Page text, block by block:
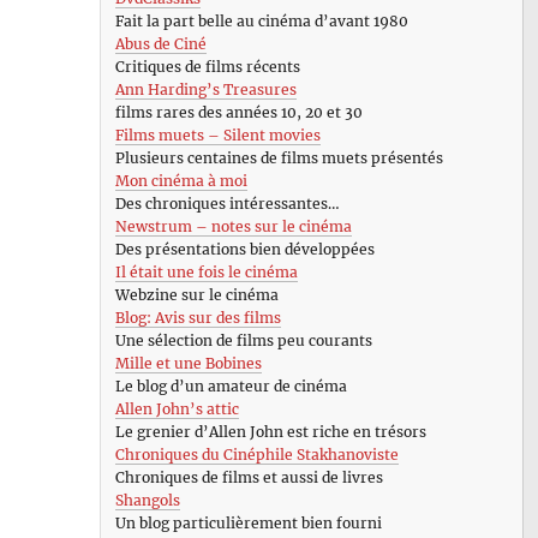
Fait la part belle au cinéma d’avant 1980
Abus de Ciné
Critiques de films récents
Ann Harding’s Treasures
films rares des années 10, 20 et 30
Films muets – Silent movies
Plusieurs centaines de films muets présentés
Mon cinéma à moi
Des chroniques intéressantes…
Newstrum – notes sur le cinéma
Des présentations bien développées
Il était une fois le cinéma
Webzine sur le cinéma
Blog: Avis sur des films
Une sélection de films peu courants
Mille et une Bobines
Le blog d’un amateur de cinéma
Allen John’s attic
Le grenier d’Allen John est riche en trésors
Chroniques du Cinéphile Stakhanoviste
Chroniques de films et aussi de livres
Shangols
Un blog particulièrement bien fourni